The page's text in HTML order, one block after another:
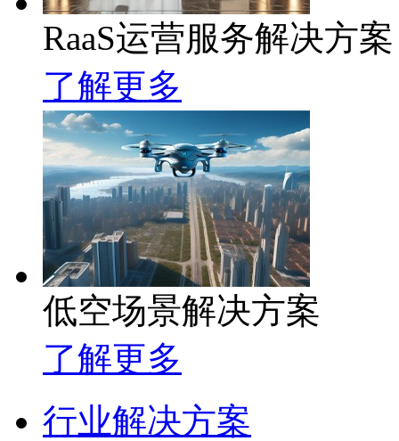
RaaS运营服务解决方案
了解更多
低空场景解决方案
了解更多
行业解决方案